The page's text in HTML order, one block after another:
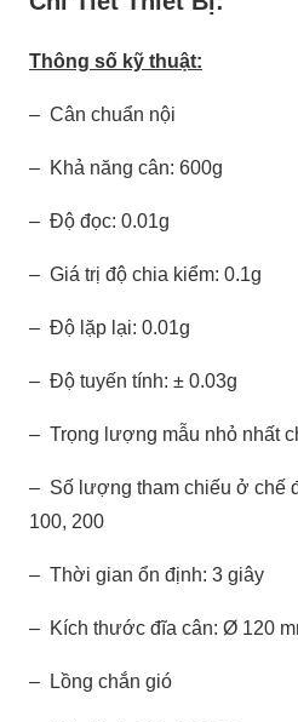
Thông số kỹ thuật:
– Cân chuẩn nội
– Khả năng cân: 600g
– Độ đọc: 0.01g
– Giá trị độ chia kiểm: 0.1g
– Độ lặp lại: 0.01g
– Độ tuyến tính: ± 0.03g
– Trọng lượng mẫu nhỏ nhất
– Số lượng tham chiếu ở chế
100, 200
– Thời gian ổn định: 3 giây
– Kích thước đĩa cân: Ø 120
– Lồng chắn gió